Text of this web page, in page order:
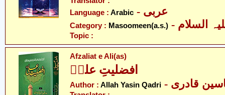
Language : Arabic - عربی
Category : Masoomeen(a.s.)
Topic :
Afzaliat e Ali(as)
افضلیتِ علیؑ
Author : Allah Yasin Qadri قادری